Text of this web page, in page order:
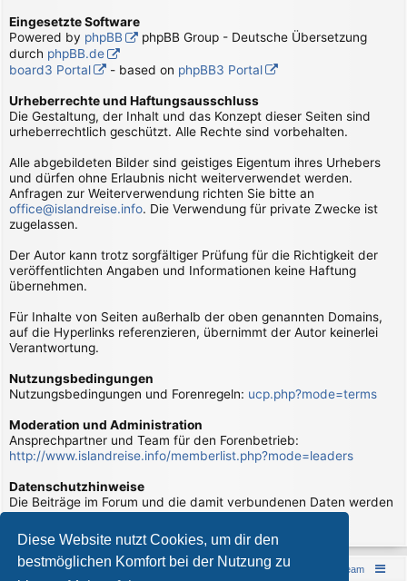
Diese Website nutzt Cookies, um dir den
bestmöglichen Komfort bei der Nutzung zu
Eingesetzte Software
Powered by phpBB
phpBB Group - Deutsche Übersetzung
durch phpBB.de
board3 Portal
- based on phpBB3 Portal
Urheberrechte und Haftungsausschluss
Die Gestaltung, der Inhalt und das Konzept dieser Seiten sind
urheberrechtlich geschützt. Alle Rechte sind vorbehalten.
Alle abgebildeten Bilder sind geistiges Eigentum ihres Urhebers
und dürfen ohne Erlaubnis nicht weiterverwendet werden.
Anfragen zur Weiterverwendung richten Sie bitte an
office@islandreise.info. Die Verwendung für private Zwecke ist
zugelassen.
Der Autor kann trotz sorgfältiger Prüfung für die Richtigkeit der
veröffentlichten Angaben und Informationen keine Haftung
übernehmen.
Für Inhalte von Seiten außerhalb der oben genannten Domains,
auf die Hyperlinks referenzieren, übernimmt der Autor keinerlei
Verantwortung.
Nutzungsbedingungen
Nutzungsbedingungen und Forenregeln: ucp.php?mode=terms
Moderation und Administration
Ansprechpartner und Team für den Forenbetrieb:
http://www.islandreise.info/memberlist.php?mode=leaders
Datenschutzhinweise
Die Beiträge im Forum und die damit verbundenen Daten werden
page/datenschutzhinweise
Islandreise Portal Foren-Übersicht Das Team